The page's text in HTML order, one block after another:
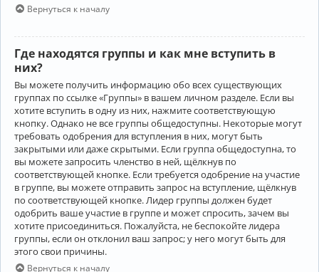
Вернуться к началу
Где находятся группы и как мне вступить в
них?
Вы можете получить информацию обо всех существующих
группах по ссылке «Группы» в вашем личном разделе. Если вы
хотите вступить в одну из них, нажмите соответствующую
кнопку. Однако не все группы общедоступны. Некоторые могут
требовать одобрения для вступления в них, могут быть
закрытыми или даже скрытыми. Если группа общедоступна, то
вы можете запросить членство в ней, щёлкнув по
соответствующей кнопке. Если требуется одобрение на участие
в группе, вы можете отправить запрос на вступление, щёлкнув
по соответствующей кнопке. Лидер группы должен будет
одобрить ваше участие в группе и может спросить, зачем вы
хотите присоединиться. Пожалуйста, не беспокойте лидера
группы, если он отклонил ваш запрос; у него могут быть для
этого свои причины.
Вернуться к началу